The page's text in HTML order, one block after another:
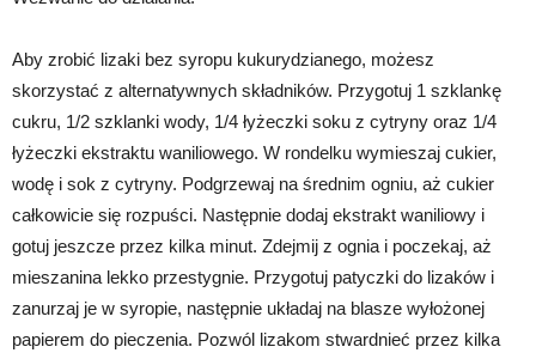
Aby zrobić lizaki bez syropu kukurydzianego, możesz
skorzystać z alternatywnych składników. Przygotuj 1 szklankę
cukru, 1/2 szklanki wody, 1/4 łyżeczki soku z cytryny oraz 1/4
łyżeczki ekstraktu waniliowego. W rondelku wymieszaj cukier,
wodę i sok z cytryny. Podgrzewaj na średnim ogniu, aż cukier
całkowicie się rozpuści. Następnie dodaj ekstrakt waniliowy i
gotuj jeszcze przez kilka minut. Zdejmij z ognia i poczekaj, aż
mieszanina lekko przestygnie. Przygotuj patyczki do lizaków i
zanurzaj je w syropie, następnie układaj na blasze wyłożonej
papierem do pieczenia. Pozwól lizakom stwardnieć przez kilka